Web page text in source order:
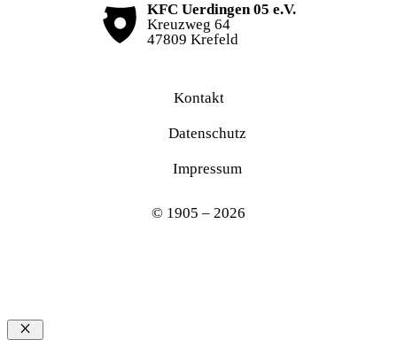
KFC Uerdingen 05 e.V.
Kreuzweg 64
47809 Krefeld
Kontakt
Datenschutz
Impressum
© 1905 – 2026
Schließen